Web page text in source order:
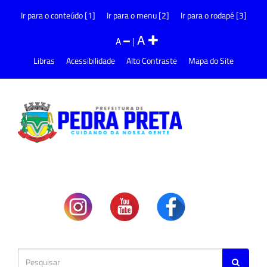
Ir para o conteúdo [1] Ir para o menu [2] Ir para o rodapé [3]
A |A
Libras Acessibilidade Alto Contraste Mapa do Site